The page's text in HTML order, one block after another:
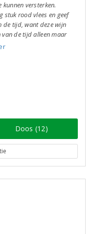
versterken.
stuk rood vlees en geef
de tijd, want deze wijn
de tijd alleen maar
Doos (12)